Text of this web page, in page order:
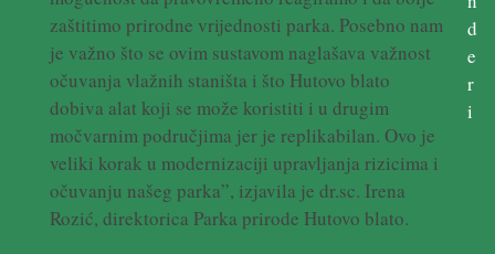
zaštitimo prirodne vrijednosti parka. Posebno nam
je važno što se ovim sustavom naglašava važnost
očuvanja vlažnih staništa i što Hutovo blato
dobiva alat koji se može koristiti i u drugim
močvarnim područjima jer je replikabilan. Ovo je
veliki korak u modernizaciji upravljanja rizicima i
očuvanju našeg parka”, izjavila je dr.sc. Irena
Rozić, direktorica Parka prirode Hutovo blato.
d
e
r
i